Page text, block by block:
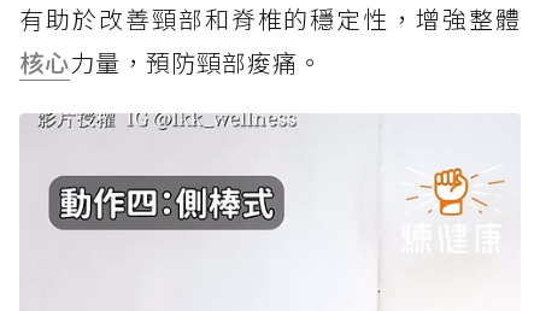
有助於改善頸部和脊椎的穩定性，增強整體
核心力量，預防頸部痠痛。